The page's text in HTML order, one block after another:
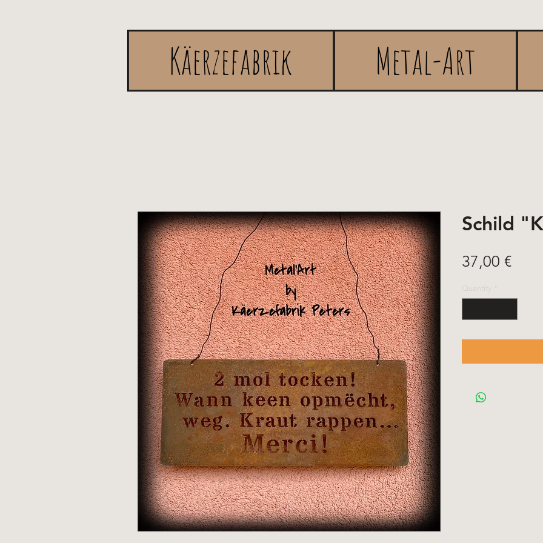
Käerzefabrik Metal-Art
Schild
37,00 €Price
Quantity